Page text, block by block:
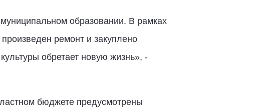
образовании. В рамках
ремонт и закуплено
обретает новую жизнь», -
бюджете предусмотрены